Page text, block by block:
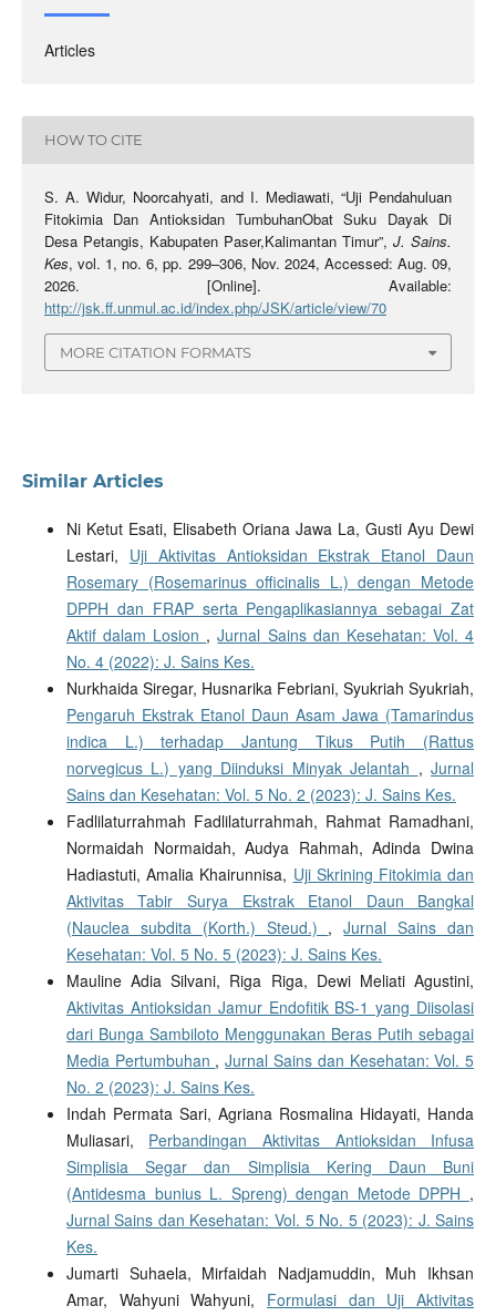
Articles
HOW TO CITE
S. A. Widur, Noorcahyati, and I. Mediawati, “Uji Pendahuluan
Fitokimia Dan Antioksidan TumbuhanObat Suku Dayak Di
Desa Petangis, Kabupaten Paser,Kalimantan Timur”,J. Sains.
Kes, vol. 1, no. 6, pp. 299–306, Nov. 2024, Accessed: Aug. 09,
2026. [Online]. Available:
http://jsk.ff.unmul.ac.id/index.php/JSK/article/view/70
MORE CITATION FORMATS
Similar Articles
Ni Ketut Esati, Elisabeth Oriana Jawa La, Gusti Ayu Dewi
Lestari, Uji Aktivitas Antioksidan Ekstrak Etanol Daun
Rosemary (Rosemarinus officinalis L.) dengan Metode
DPPH dan FRAP serta Pengaplikasiannya sebagai Zat
Aktif dalam Losion ,Jurnal Sains dan Kesehatan: Vol. 4
No. 4 (2022): J. Sains Kes.
Nurkhaida Siregar, Husnarika Febriani, Syukriah Syukriah,
Pengaruh Ekstrak Etanol Daun Asam Jawa (Tamarindus
indica L.) terhadap Jantung Tikus Putih (Rattus
norvegicus L.) yang Diinduksi Minyak Jelantah ,Jurnal
Sains dan Kesehatan: Vol. 5 No. 2 (2023): J. Sains Kes.
Fadlilaturrahmah Fadlilaturrahmah, Rahmat Ramadhani,
Normaidah Normaidah, Audya Rahmah, Adinda Dwina
Hadiastuti, Amalia Khairunnisa, Uji Skrining Fitokimia dan
Aktivitas Tabir Surya Ekstrak Etanol Daun Bangkal
(Nauclea subdita (Korth.) Steud.) ,Jurnal Sains dan
Kesehatan: Vol. 5 No. 5 (2023): J. Sains Kes.
Mauline Adia Silvani, Riga Riga, Dewi Meliati Agustini,
Aktivitas Antioksidan Jamur Endofitik BS-1 yang Diisolasi
dari Bunga Sambiloto Menggunakan Beras Putih sebagai
Media Pertumbuhan ,Jurnal Sains dan Kesehatan: Vol. 5
No. 2 (2023): J. Sains Kes.
Indah Permata Sari, Agriana Rosmalina Hidayati, Handa
Muliasari, Perbandingan Aktivitas Antioksidan Infusa
Simplisia Segar dan Simplisia Kering Daun Buni
(Antidesma bunius L. Spreng) dengan Metode DPPH ,
Jurnal Sains dan Kesehatan: Vol. 5 No. 5 (2023): J. Sains
Kes.
Jumarti Suhaela, Mirfaidah Nadjamuddin, Muh Ikhsan
Amar, Wahyuni Wahyuni, Formulasi dan Uji Aktivitas